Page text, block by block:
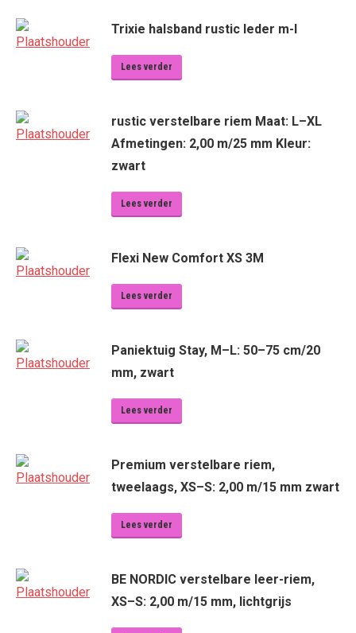
Trixie halsband rustic leder m-l
Lees verder
rustic verstelbare riem Maat: L–XL
Afmetingen: 2,00 m/25 mm Kleur:
zwart
Lees verder
Flexi New Comfort XS 3M
Lees verder
Paniektuig Stay, M–L: 50–75 cm/20
mm, zwart
Lees verder
Premium verstelbare riem,
tweelaags, XS–S: 2,00 m/15 mm zwart
Lees verder
BE NORDIC verstelbare leer-riem,
XS–S: 2,00 m/15 mm, lichtgrijs